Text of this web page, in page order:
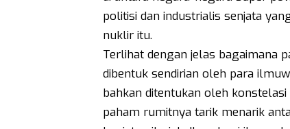
politisi dan industrialis senjata
nuklir itu.
Terlihat dengan jelas bagaimana
dibentuk sendirian oleh para
bahkan ditentukan oleh
paham rumitnya tarik menarik